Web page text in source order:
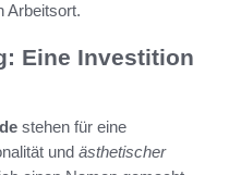
Arbeitsort.
Eine Investition
stehen für eine
und ästhetischer